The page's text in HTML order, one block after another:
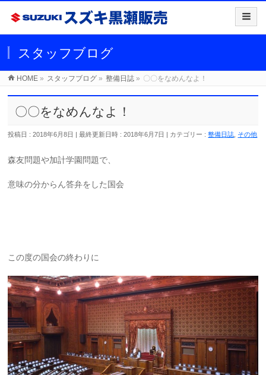
スタッフブログ
HOME » スタッフブログ » 整備日誌 » 〇〇をなめんなよ！
〇〇をなめんなよ！
投稿日 : 2018年6月8日 最終更新日時 : 2018年6月7日 カテゴリー :整備日誌 その他
森友問題や加計学園問題で、
意味の分からん答弁をした国会
この度の国会の終わりに